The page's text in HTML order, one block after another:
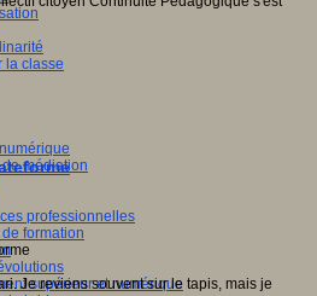
la classe
médiation
professionnelles
formation
supérieur et numérique
Je reviens souvent sur le tapis, mais je